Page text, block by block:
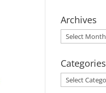
Archives
Archives
Categories
Categories